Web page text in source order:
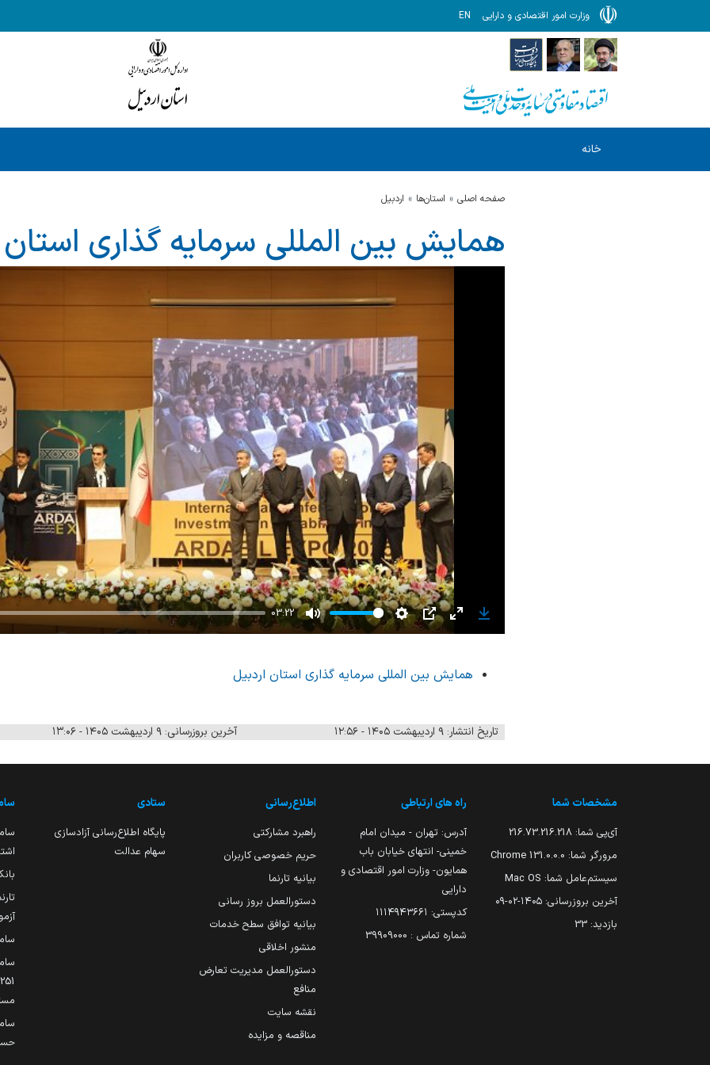
وزارت امور اقتصادی و دارایی EN
خانه
صفحه اصلی استان‌ها اردبيل
همایش بین المللی سرمایه گذاری استان
03:22
Mute Settings
PIP EnterDownload
همایش بین المللی سرمایه گذاری استان اردبیل
تاریخ انتشار: ۹ اردیبهشت ۱۴۰۵ - ۱۲:۵۶ آخرین بروزرسانی: ۹ اردیبهشت ۱۴۰۵ - ۱۳:۰۶
مشخصات شما
آی‌پی شما: 216.73.216.218
مرورگر شما: 131.0.0.0 Chrome
سیستم‌عامل شما: Mac OS
آخرین بروزرسانی: ۱۴۰۵-۰۲-۰۹
بازدید: 33
راه های ارتباطی
آدرس: تهران - میدان امام
خمینی- انتهای خیابان باب
همایون- وزارت امور اقتصادی و
دارایی
کدپستی: ۱۱۱۴۹۴۳۶۶۱
شماره تماس : 39909000
اطلاع‌رسانی
راهبرد مشارکتی
حریم خصوصی کاربران
بیانیه تارنما
دستورالعمل بروز رسانی
بیانیه توافق سطح خدمات
منشور اخلاقی
دستورالعمل مدیریت تعارض
منافع
نقشه سایت
مناقصه و مزایده
ستادی
پایگاه اطلاع‌رسانی آزادسازی
سهام عدالت